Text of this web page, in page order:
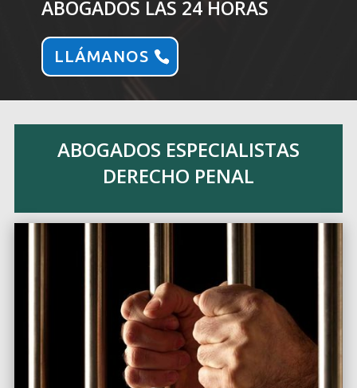
ABOGADOS LAS 24 HORAS
LLÁMANOS
ABOGADOS ESPECIALISTAS
DERECHO PENAL